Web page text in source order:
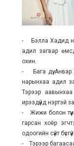
- Бэлла Хадид нь
адил загвар
охин.
- Бага дүү Анвар
нарынхаа адил
Тэрээр
ирээдүйд нэртэй
- Жижи болон
гарсан хоёр
одоогийн сүйт
- Тэрээр